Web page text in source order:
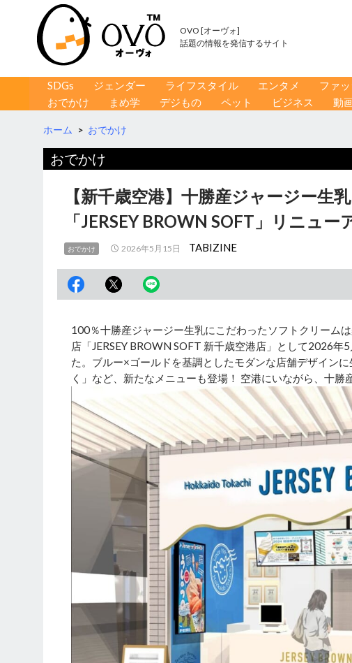
OVO [オーヴォ]
話題の情報を発信するサイト
コンテンツへ移動
SDGs ジェンダー ライフスタイル エンタメ ファ
おでかけ
まめ学 デジもの ペット ビジネス 動
ホーム > おでかけ
おでかけ
【新千歳空港】十勝産ジャージー生
「JERSEY BROWN SOFT」リニュー
おでかけ 2026年5月15日 TABIZINE
100％十勝産ジャージー生乳にこだわったソフトクリーム
店「JERSEY BROWN SOFT 新千歳空港店」として2026
た。ブルー×ゴールドを基調としたモダンな店舗デザイン
く」など、新たなメニューも登場！ 空港にいながら、十勝